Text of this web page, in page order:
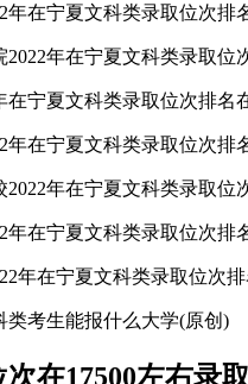
在宁夏文科类录取位次排
年在宁夏文科类录取位
宁夏文科类录取位次排名
年在宁夏文科类录取位次排
年在宁夏文科类录取位
在宁夏文科类录取位次排
年在宁夏文科类录取位次
在17500左右录